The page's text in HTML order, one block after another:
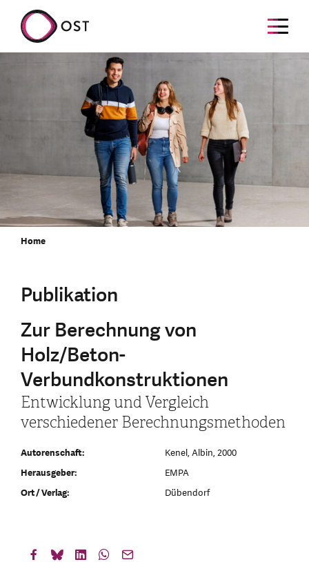
Home
Publikation
Zur Berechnung von
Holz/Beton-
Verbundkonstruktionen
Entwicklung und Vergleich
verschiedener Berechnungsmethoden
Autorenschaft:
Kenel, Albin, 2000
Herausgeber:
EMPA
Ort / Verlag:
Dübendorf